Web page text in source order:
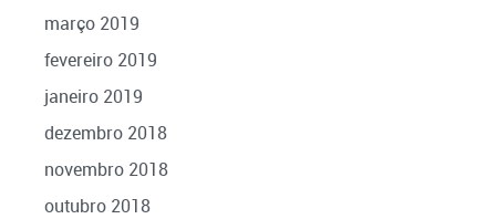
março 2019
fevereiro 2019
janeiro 2019
dezembro 2018
novembro 2018
outubro 2018